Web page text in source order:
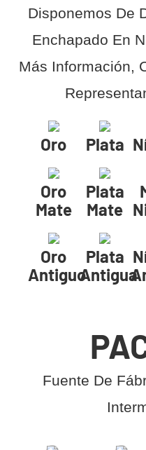
Disponemos De
Enchapado En
Más Información,
Oro Plata
Oro
Mate
Plata
Mate
Oro
Antiguo
Plata
Antigua
Fuente De